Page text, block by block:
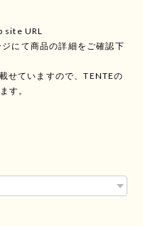
URL
にて商品の詳細をご確認下
せていますので、TENTEの
す。